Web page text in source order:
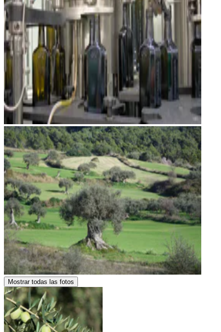
Mostrar todas las fotos